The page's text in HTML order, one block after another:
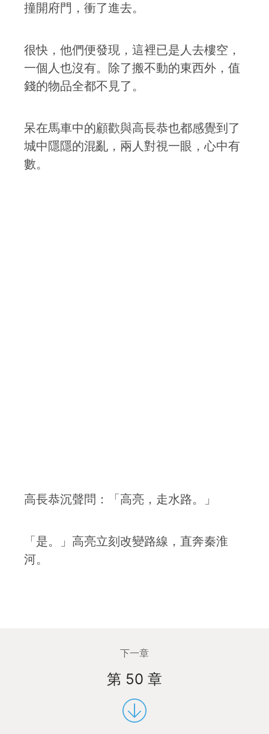
撞開府門，衝了進去。
很快，他們便發現，這裡已是人去樓空，
一個人也沒有。除了搬不動的東西外，值
錢的物品全都不見了。
呆在馬車中的顧歡與高長恭也都感覺到了
城中隱隱的混亂，兩人對視一眼，心中有
數。
高長恭沉聲問：「高亮，走水路。」
「是。」高亮立刻改變路線，直奔秦淮
河。
下一章
第 50 章